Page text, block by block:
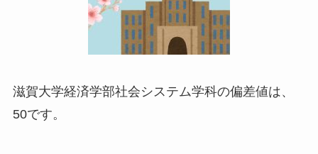
滋賀大学経済学部社会システム学科の偏差値は、
50です。